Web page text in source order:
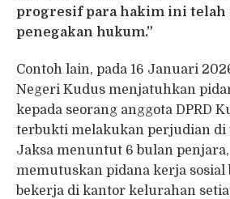
progresif para hakim ini telah
penegakan hukum.”
Contoh lain, pada 16 Januari
Negeri Kudus menjatuhkan
kepada seorang anggota DPRD
terbukti melakukan perjudian di
Jaksa menuntut 6 bulan
memutuskan pidana kerja sosial
bekerja di kantor kelurahan